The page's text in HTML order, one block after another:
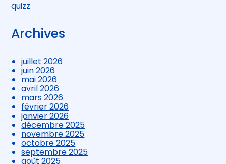
quizz
Archives
juillet 2026
juin 2026
mai 2026
avril 2026
mars 2026
février 2026
janvier 2026
décembre 2025
novembre 2025
octobre 2025
septembre 2025
août 2025